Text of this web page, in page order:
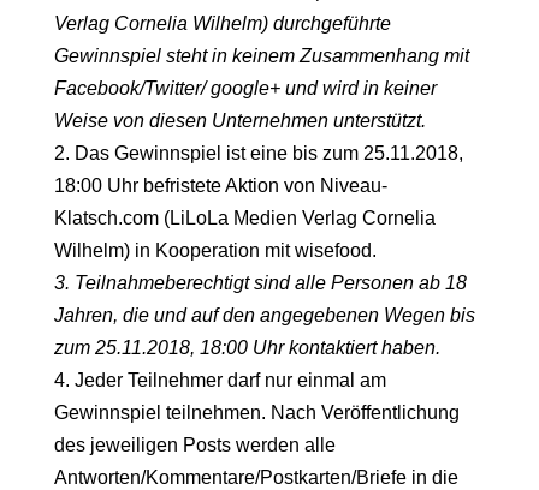
Verlag Cornelia Wilhelm) durchgeführte
Gewinnspiel steht in keinem Zusammenhang mit
Facebook/Twitter/ google+ und wird in keiner
Weise von diesen Unternehmen unterstützt.
2. Das Gewinnspiel ist eine bis zum 25.11.2018,
18:00 Uhr befristete Aktion von Niveau-
Klatsch.com (LiLoLa Medien Verlag Cornelia
Wilhelm) in Kooperation mit wisefood.
3. Teilnahmeberechtigt sind alle Personen ab 18
Jahren, die und auf den angegebenen Wegen bis
zum 25.11.2018, 18:00 Uhr kontaktiert haben.
4. Jeder Teilnehmer darf nur einmal am
Gewinnspiel teilnehmen. Nach Veröffentlichung
des jeweiligen Posts werden alle
Antworten/Kommentare/Postkarten/Briefe in die